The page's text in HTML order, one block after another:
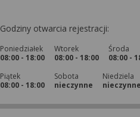
Godziny otwarcia rejestracji:
Poniedziałek
08:00 - 18:00
Wtorek
08:00 - 18:00
Środa
08:00 -
Piątek
08:00 - 18:00
Sobota
nieczynne
Niedziela
nieczynne